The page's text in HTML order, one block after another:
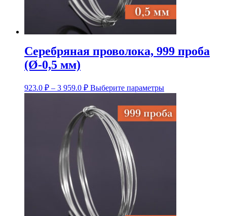
Серебряная проволока, 999 проба
(Ø-0,5 мм)
923.0 ₽ – 3 959.0 ₽Диапазон
цен:
923.0 ₽
–
959.0 ₽
Выберите параметрыЭтот
товар
имеет
несколько
вариаций.